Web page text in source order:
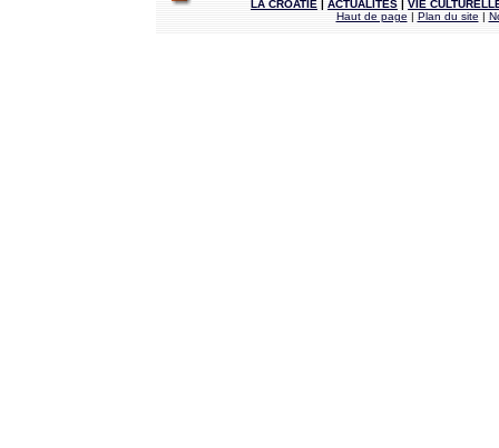
LA CROATIE ACTUALITÉS
VIE
Haut de page| Plan du site|